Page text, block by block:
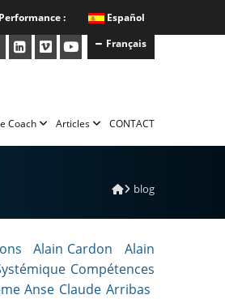
: Español
Français
Coach Articles CONTACT
blog
Alain Cardon
Alain
Compétences
Anse Claude Arribas